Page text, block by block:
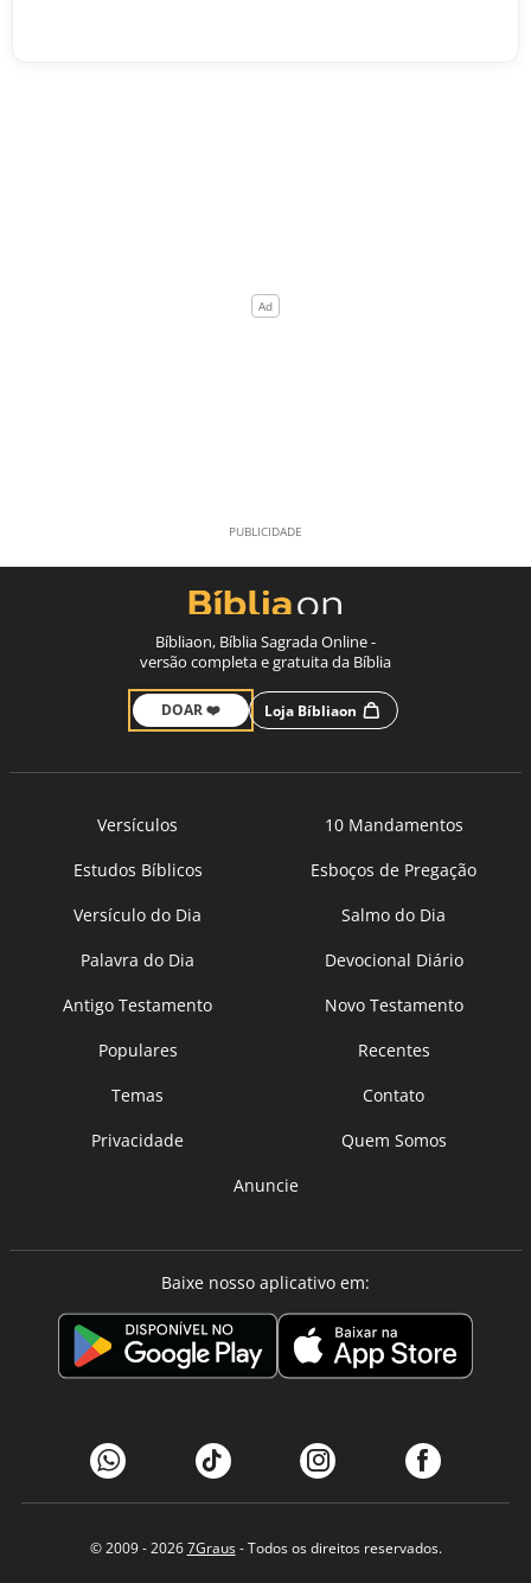
Bíbliaon, Bíblia Sagrada Online -
versão completa e gratuita da Bíblia
DOAR ❤️ Loja Bíbliaon
Versículos
10 Mandamentos
Estudos Bíblicos
Esboços de Pregação
Versículo do Dia
Salmo do Dia
Palavra do Dia
Devocional Diário
Antigo Testamento
Novo Testamento
Populares
Recentes
Temas
Contato
Privacidade
Quem Somos
Anuncie
Baixe nosso aplicativo em:
© 2009 - 20267Graus- Todos os direitos reservados.